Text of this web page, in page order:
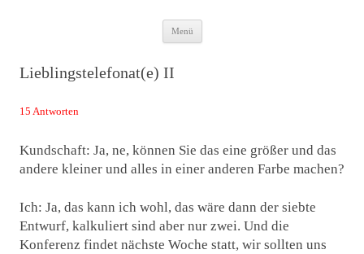
Das Neuste von JWD
Menü
Zum
Inhalt
Lieblingstelefonat(e) II
15 Antworten
Kundschaft: Ja, ne, können Sie das eine größer und das
andere kleiner und alles in einer anderen Farbe machen?
Ich: Ja, das kann ich wohl, das wäre dann der siebte
Entwurf, kalkuliert sind aber nur zwei. Und die
Konferenz findet nächste Woche statt, wir sollten uns